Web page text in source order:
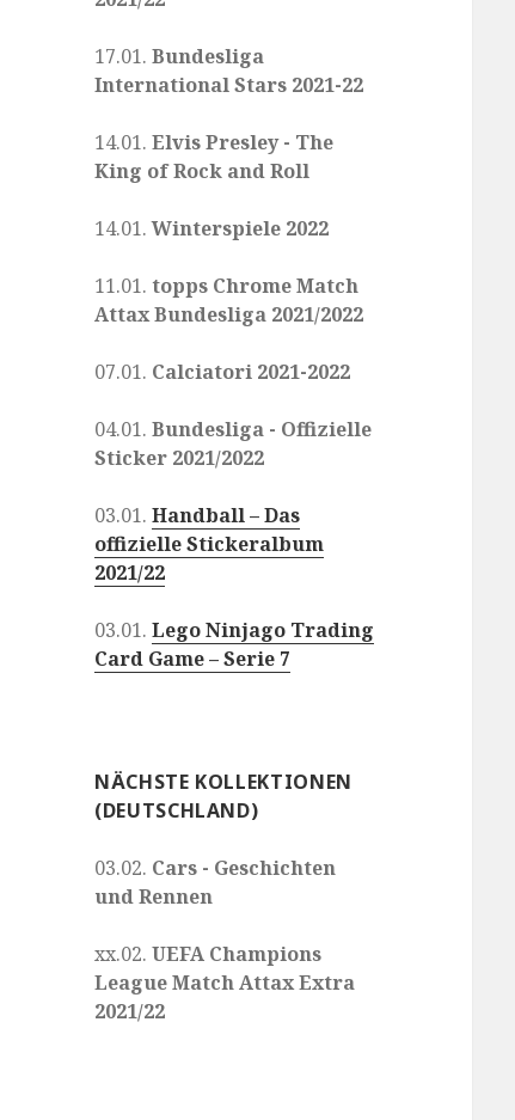
17.01.Bundesliga
International Stars 2021-22
14.01.Elvis Presley - The
King of Rock and Roll
14.01.Winterspiele 2022
11.01.topps Chrome Match
Attax Bundesliga 2021/2022
07.01. Calciatori 2021-2022
04.01.Bundesliga - Offizielle
Sticker 2021/2022
03.01.Handball – Das
offizielle Stickeralbum
2021/22
03.01.Lego Ninjago Trading
Card Game – Serie 7
NÄCHSTE KOLLEKTIONEN
(DEUTSCHLAND)
03.02. Cars - Geschichten
und Rennen
xx.02.UEFA Champions
League Match Attax Extra
2021/22